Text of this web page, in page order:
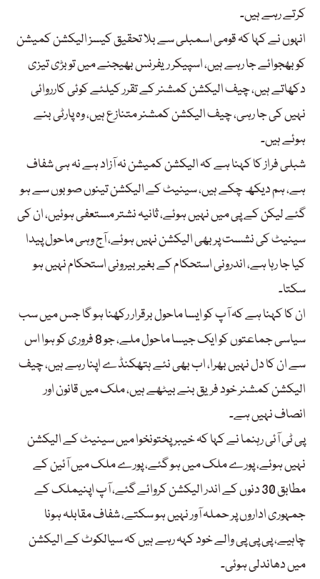
کرتے رہے ہیں۔
انہوں نے کہا کہ قومی اسمبلی سے بلا تحقیق کیسز الیکشن کمیشن
کو بھجوائے جا رہے ہیں، اسپیکر ریفرنس بھیجنے میں تو بڑی تیزی
دکھاتے ہیں، چیف الیکشن کمشنر کے تقرر کیلئے کوئی کارروائی
نہیں کی جا رہی، چیف الیکشن کمشنر متنازع ہیں، وہ پارٹی بنے
ہوئے ہیں۔
شبلی فراز کا کہنا ہے کہ الیکشن کمیشن نہ آزاد ہے نہ ہی شفاف
ہے، ہم دیکھ چکے ہیں، سینیٹ کے الیکشن تینوں صوبوں سے ہو
گئے لیکن کے پی میں نہیں ہوئے، ثانیہ نشتر مستعفی ہوئیں، ان کی
سینیٹ کی نشست پر بھی الیکشن نہیں ہوئے، آج وہی ماحول پیدا
کیا جا رہا ہے، اندرونی استحکام کے بغیر بیرونی استحکام نہیں ہو
سکتا۔
ان کا کہنا ہے کہ آپ کو ایسا ماحول برقرار رکھنا ہو گا جس میں سب
سیاسی جماعتوں کو ایک جیسا ماحول ملے، جو 8 فروری کو ہوا اس
سے ان کا دل نہیں بھرا، اب بھی نئے ہتھکنڈے اپنا رہے ہیں، چیف
الیکشن کمشنر خود فریق بنے بیٹھے ہیں، ملک میں قانون اور
انصاف نہیں ہے۔
پی ٹی آئی رہنما نے کہا کہ خیبر پختونخوا میں سینیٹ کے الیکشن
نہیں ہوئے، پورے ملک میں ہو گئے، پورے ملک میں آئین کے
مطابق 30 دنوں کے اندر الیکشن کروائے گئے، آپ اپنیملک کے
جمہوری اداروں پر حملہ آور نہیں ہو سکتے، شفاف مقابلہ ہونا
چاہیے، پی پی پی والے خود کہہ رہے ہیں کہ سیالکوٹ کے الیکشن
میں دھاندلی ہوئی۔